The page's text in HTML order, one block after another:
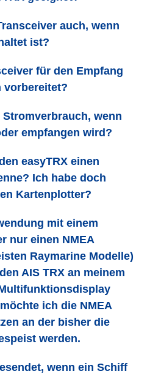
auch, wenn
ist?
für den Empfang
vorbereitet?
wenn
empfangen wird?
easyTRX einen
Ich habe doch
Kartenplotter?
mit einem
nur einen NMEA
Raymarine Modelle)
AIS TRX an meinem
ich die NMEA
an der bisher die
werden.
wenn ein Schiff